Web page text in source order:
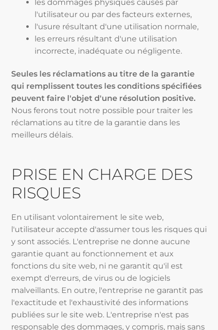
les dommages physiques causés par
l'utilisateur ou par des facteurs externes,
l'usure résultant d'une utilisation normale,
les erreurs résultant d'une utilisation
incorrecte, inadéquate ou négligente.
Seules les réclamations au titre de la garantie
qui remplissent toutes les conditions spécifiées
peuvent faire l'objet d'une résolution positive.
Nous ferons tout notre possible pour traiter les
réclamations au titre de la garantie dans les
meilleurs délais.
PRISE EN CHARGE DES
RISQUES
En utilisant volontairement le site web,
l'utilisateur accepte d'assumer tous les risques qui
y sont associés. L'entreprise ne donne aucune
garantie quant au fonctionnement et aux
fonctions du site web, ni ne garantit qu'il est
exempt d'erreurs, de virus ou de logiciels
malveillants. En outre, l'entreprise ne garantit pas
l'exactitude et l'exhaustivité des informations
publiées sur le site web. L'entreprise n'est pas
responsable des dommages, y compris, mais sans